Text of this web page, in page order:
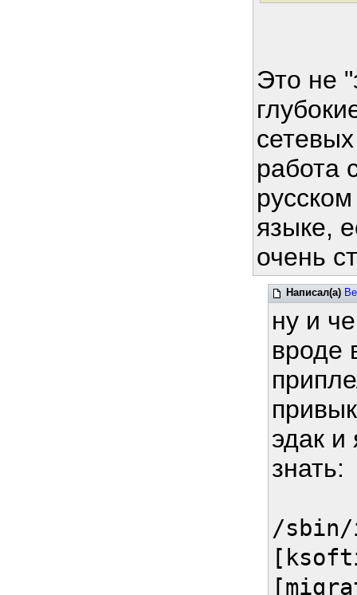
Это не
работа
русском
языке,
очень
Написал(а)
ну и
вроде
эдак и
знать:
/